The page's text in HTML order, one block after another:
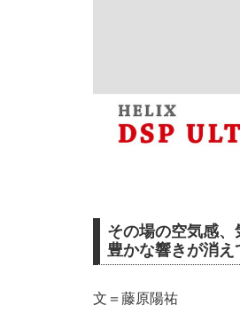
その場の空気感
豊かな響きが消
文＝藤原陽祐